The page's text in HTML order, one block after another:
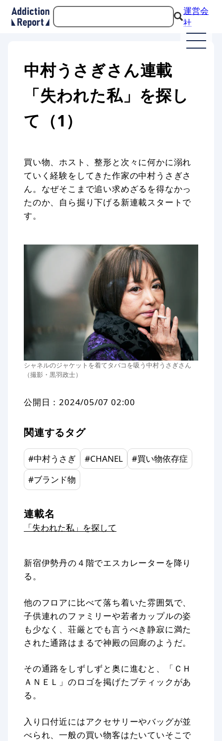
運営会
社
中村うさぎさん連載
「失われた私」を探し
て（1）
買い物、ホスト、整形と次々に何かに溺れ
ていく経験をしてきた作家の中村うさぎさ
ん。なぜそこまで追い求めざるを得なかっ
たのか、自ら掘り下げる新連載スタートで
す。
シャネルのジャケットを着てタバコを吸う中村うさぎさん
（撮影・黒羽政士）
公開日：2024/05/07 02:00
関連するタグ
#中村うさぎ #CHANEL #買い物依存症
#ブランド物
連載名
「失われた私」を探して
新宿伊勢丹の４階でエスカレーターを降り
る。
他のフロアに比べて落ち着いた雰囲気で、
子供連れのファミリーや若者カップルの姿
も少なく、荘厳とでも言うべき静寂に満た
された通路はまるで神殿の回廊のようだ。
その通路をしずしずと奥に進むと、「ＣＨ
ＡＮＥＬ」のロゴを掲げたブティックがあ
る。
入り口付近にはアクセサリーやバッグが並
べられ、一般の買い物客はたいていそこで